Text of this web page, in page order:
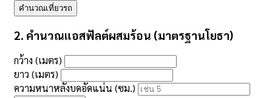
คำนวณเที่ยวรถ
2. คำนวณแอสฟัลต์ผสมร้อน (มาตรฐานโยธา)
กว้าง (เมตร)
ยาว (เมตร)
ความหนาหลังบดอัดแน่น (ซม.)